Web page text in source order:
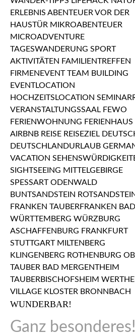
WUNDERBAR!
Ganz besonderes!